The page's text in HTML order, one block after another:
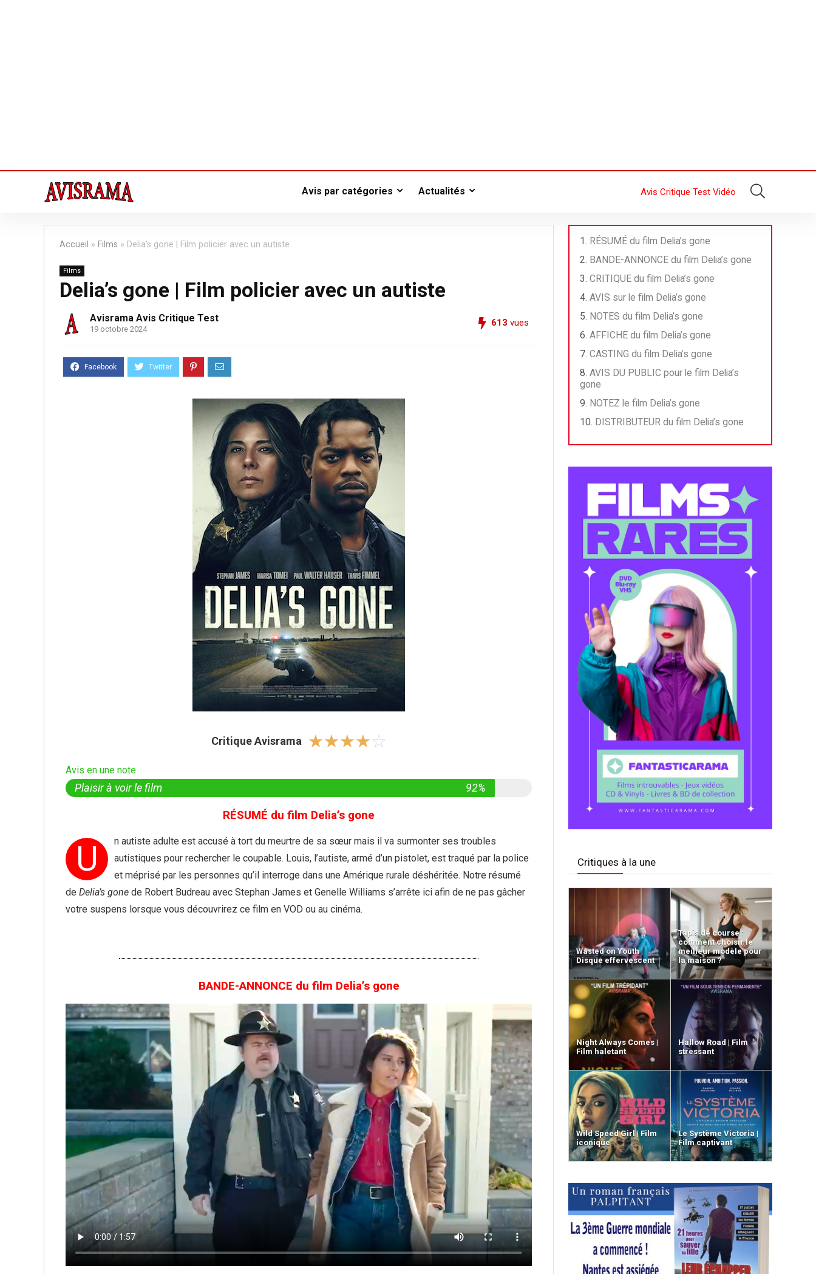
Avis par catégories Actualités Avis Critique Test Vidéo
Accueil » Films » Delia’s gone | Film policier avec un autiste
Films
Delia’s gone | Film policier avec un autiste
Avisrama Avis Critique Test
19 octobre 2024
613 vues
Critique Avisrama ☆☆☆☆☆
Avis en une note
Plaisir à voir le film 92%
RÉSUMÉ du film Delia’s gone
U
n autiste adulte est accusé à tort du meurtre de sa sœur mais il va surmonter ses troubles
autistiques pour rechercher le coupable. Louis, l’autiste, armé d’un pistolet, est traqué par la police
et méprisé par les personnes qu’il interroge dans une Amérique rurale déshéritée. Notre résumé
de Delia’s gone de Robert Budreau avec Stephan James et Genelle Williams s’arrête ici afin de ne pas gâcher
votre suspens lorsque vous découvrirez ce film en VOD ou au cinéma.
BANDE-ANNONCE du film Delia’s gone
RÉSUMÉ du film Delia’s gone
BANDE-ANNONCE du film Delia’s gone
CRITIQUE du film Delia’s gone
AVIS sur le film Delia’s gone
NOTES du film Delia’s gone
AFFICHE du film Delia’s gone
CASTING du film Delia’s gone
AVIS DU PUBLIC pour le film Delia’s
gone
NOTEZ le film Delia’s gone
DISTRIBUTEUR du film Delia’s gone
Critiques à la une
Wasted on Youth |
Disque effervescent
Tapis de course :
comment choisir le
meilleur modèle pour
la maison ?
Night Always Comes |
Film haletant
Hallow Road | Film
stressant
Wild Speed Girl | Film
iconique
Le Système Victoria |
Film captivant